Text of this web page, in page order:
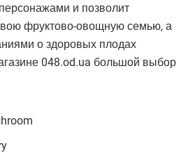
и позволит
фруктово-овощную семью, а
о здоровых плодах
048.od.ua большой выбор